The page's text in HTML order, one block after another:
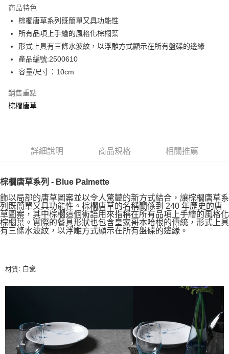
商品特色
棕櫚唐草系列既簡單又具功能性
所有品項上手繪的風格化棕櫚葉
形式上具有三條水波紋，以浮雕方式顯示在所有盤碟的邊緣
產品編號:2500610
容量/尺寸：10cm
銷售重點
棕櫚唐草
詳細說明 商品規格 相關推薦
棕櫚唐草系列 - Blue Palmette
飾以局部的唐草圖案並以令人驚豔的新方式結合，讓棕櫚唐草系
列既簡單又具功能性。棕櫚唐草的名稱關係到 240 年歷史的唐
草圖案，其中棕櫚這個術語用來指稱在所有品項上手繪的風格化
棕櫚葉。實際的餐具形狀也包含皇家哥本哈根的傳統，形式上具
有三條水波紋，以浮雕方式顯示在所有盤碟的邊緣。
材質: 白瓷